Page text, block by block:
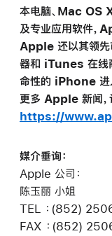
本电脑、Mac OS
及专业应用软件，
Apple 还以其领先
器和 iTunes 在线
命性的 iPhone 进
更多 Apple 新闻，
https://
媒介垂
Apple 公司：
陈玉丽 小姐
TEL ：(852)
FAX ：(852)